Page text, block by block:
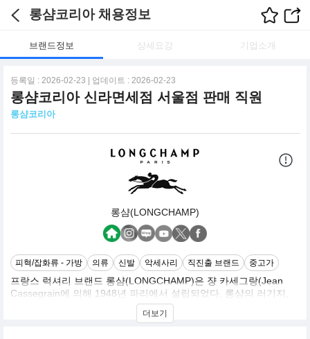
롱샴코리아 채용정보
브랜드정보 상세요강 기업소개
등록일 : 2026-02-23 | 업데이트 : 2026-02-23
롱샴코리아 신라면세점 서울점 판매 직원
롱샴코리아
롱샴(LONGCHAMP)
피혁/잡화류 - 가방 의류 신발 악세사리 직진출 브랜드 중고가
프랑스 럭셔리 브랜드 롱샴(LONGCHAMP)은 쟝 카세그랑(Jean
Cassegrain에 의해 1948년 파리에서 설립되었다. 롱샴의 러기지,
핸드백과 액세서리는 장인 기술력과 품질로 전 세계적으로 명성을
얻었으며, 현재는 슈즈와 레디 투 웨어 컬렉션까지 영역을 확장하여
더보기